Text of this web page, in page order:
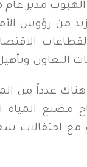
مدير عام
من رؤوس
التعاون
عدداً من
مصنع المياه
احتفالات